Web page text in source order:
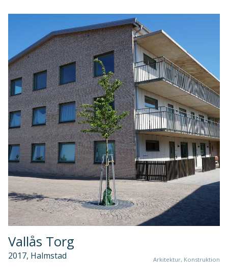
Vallås Torg
2017, Halmstad Arkitektur, Konstruktion